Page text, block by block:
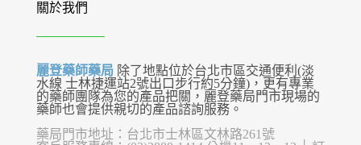
關於我們
麗登藥師藥局 除了地點位於台北市區交通便利(淡
水線 士林捷運站2號出口步行約5分鐘)，更有專業
的藥師團隊為您的產品把關，麗登藥局門市現場的
藥師也會提供親切的產品諮詢服務。
藥局門市地址：台北市士林區文林路261號